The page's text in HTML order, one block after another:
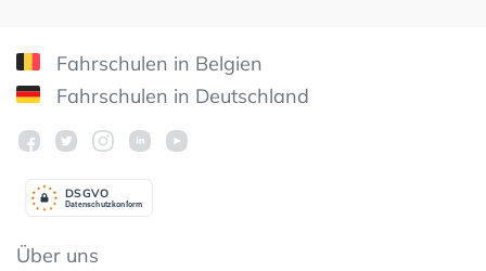
Fahrschulen in Belgien
Fahrschulen in Deutschland
Datenschutzkonform
DSGVO
Über uns